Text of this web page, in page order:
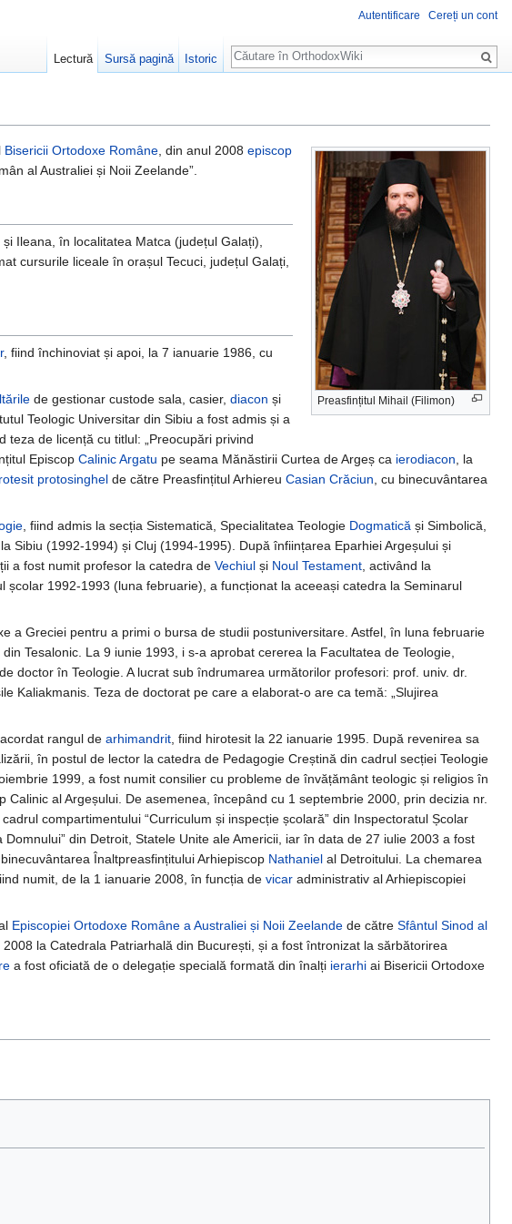
Preasfințitul Mihail (Filimon)
Bisericii Ortodoxe Române, din anul 2008 episcop
al Australiei și Noii Zeelande”.
Ileana, în localitatea Matca (județul Galați),
cursurile liceale în orașul Tecuci, județul Galați,
, fiind închinoviat și apoi, la 7 ianuarie 1986, cu
de gestionar custode sala, casier, diacon și
Teologic Universitar din Sibiu a fost admis și a
de licență cu titlul: „Preocupări privind
Episcop Calinic Argatu pe seama Mănăstirii Curtea de Argeș ca ierodiacon, la
protosinghel de către Preasfințitul Arhiereu Casian Crăciun, cu binecuvântarea
, fiind admis la secția Sistematică, Specialitatea Teologie Dogmatică și Simbolică,
Sibiu (1992-1994) și Cluj (1994-1995). După înființarea Eparhiei Argeșului și
a fost numit profesor la catedra de Vechiul și Noul Testament, activând la
1992-1993 (luna februarie), a funcționat la aceeași catedra la Seminarul
a Greciei pentru a primi o bursa de studii postuniversitare. Astfel, în luna februarie
Tesalonic. La 9 iunie 1993, i s-a aprobat cererea la Facultatea de Teologie,
doctor în Teologie. A lucrat sub îndrumarea următorilor profesori: prof. univ. dr.
Kaliakmanis. Teza de doctorat pe care a elaborat-o are ca temă: „Slujirea
rangul de arhimandrit, fiind hirotesit la 22 ianuarie 1995. După revenirea sa
în postul de lector la catedra de Pedagogie Creștină din cadrul secției Teologie
1999, a fost numit consilier cu probleme de învățământ teologic și religios în
al Argeșului. De asemenea, începând cu 1 septembrie 2000, prin decizia nr.
compartimentului “Curriculum și inspecție școlară” din Inspectoratul Școlar
din Detroit, Statele Unite ale Americii, iar în data de 27 iulie 2003 a fost
Înaltpreasfințitului Arhiepiscop Nathaniel al Detroitului. La chemarea
numit, de la 1 ianuarie 2008, în funcția de vicar administrativ al Arhiepiscopiei
Episcopiei Ortodoxe Române a Australiei și Noii Zeelande de către Sfântul Sinod al
la Catedrala Patriarhală din București, și a fost întronizat la sărbătorirea
a fost oficiată de o delegație specială formată din înalți ierarhi ai Bisericii Ortodoxe
Autentificare Cereți un cont
Lectură Sursă pagină Istoric
Căutare